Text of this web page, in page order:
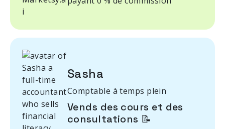
Sasha
Comptable à temps plein
Vends des cours et des
consultations 📝